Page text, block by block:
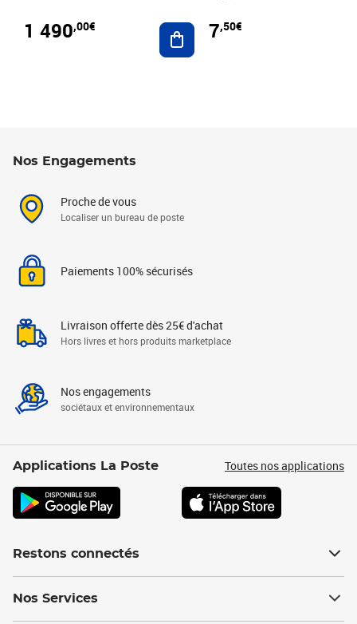
1 490,00€ Ajouter au panier
7,50€
Nos Engagements
Proche de vous
Localiser un bureau de poste
Paiements 100% sécurisés
Livraison offerte dès 25€ d'achat
Hors livres et hors produits marketplace
Nos engagements
sociétaux et environnementaux
Applications La Poste Toutes nos applications
Restons connectés
Nos Services